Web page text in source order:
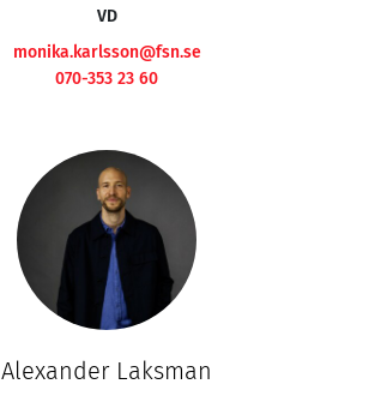
VD
monika.karlsson@fsn.se
070-353 23 60
Alexander Laksman